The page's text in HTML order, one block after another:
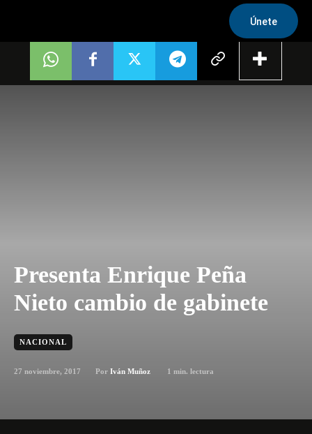
Únete
Presenta Enrique Peña
Nieto cambio de gabinete
NACIONAL
27 noviembre, 2017 Por Iván Muñoz 1 min. lectura